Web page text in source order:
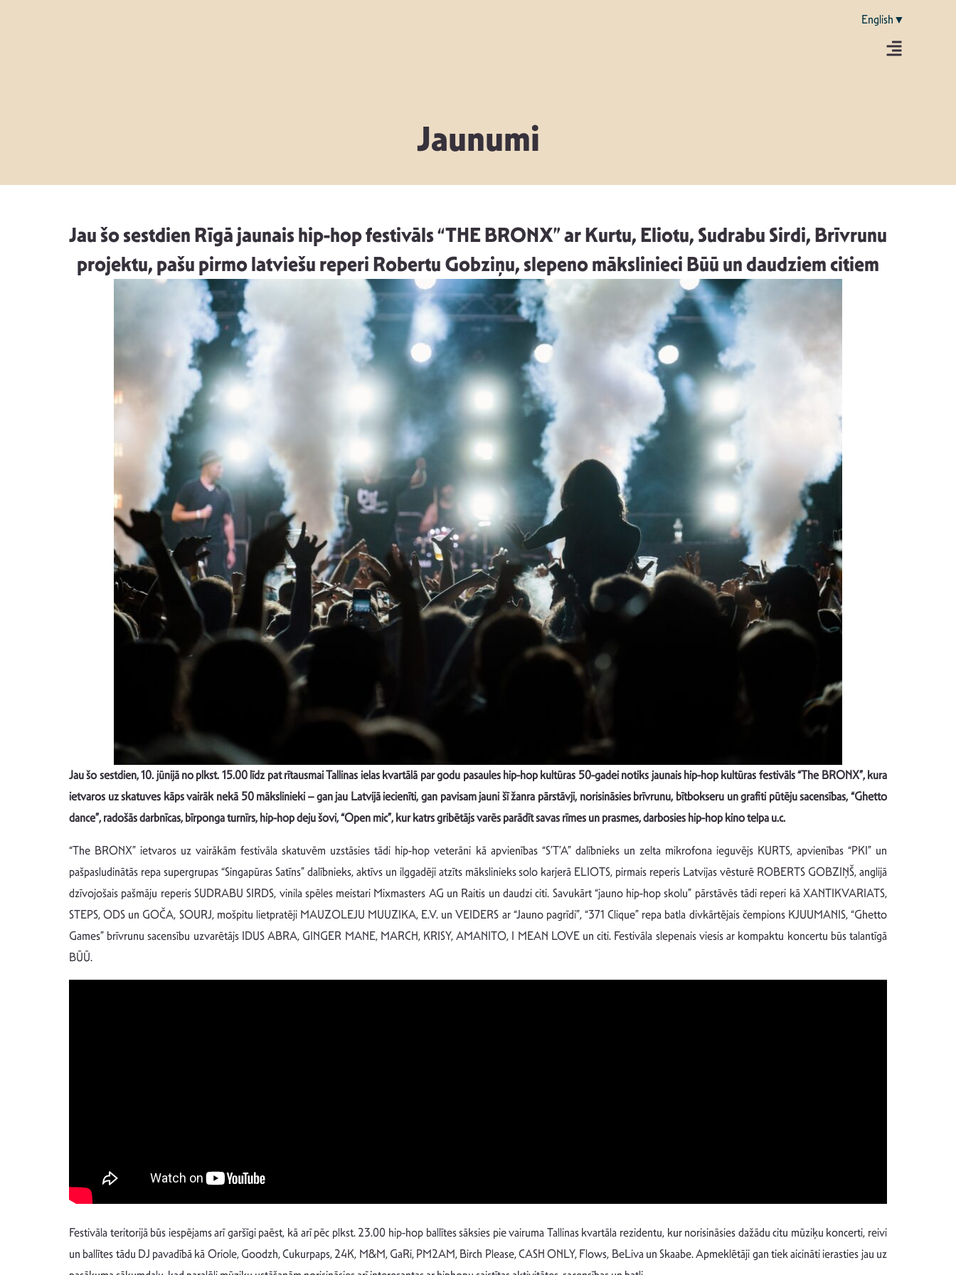
English▼
Jaunumi
Jau šo sestdien Rīgā jaunais hip-hop festivāls “THE BRONX” ar Kurtu, Eliotu, Sudrabu Sirdi, Brīvrunu
projektu, pašu pirmo latviešu reperi Robertu Gobziņu, slepeno mākslinieci Būū un daudziem citiem
Jau šo sestdien, 10. jūnijā no plkst. 15.00 līdz pat rītausmaiTallinas ielas kvartālā par godu pasaules hip-hop kultūras 50-gadeinotiksjaunais hip-hopkultūrasfestivāls “The BRONX”, kura
ietvaros uz skatuves kāpsvairāk nekā 50 mākslinieki –gan jau Latvijā iecienīti, gan pavisam jauni šī žanra pārstāvji, norisināsies brīvrunu, bītbokseru un grafiti pūtēju sacensības, “Ghetto
dance”, radošās darbnīcas, bīrponga turnīrs, hip-hop deju šovi, “Open mic”, kur katrs gribētājs varēs parādīt savas rīmes un prasmes, darbosies hip-hop kino telpa u.c.
“The BRONX” ietvaros uz vairākām festivāla skatuvēm uzstāsies tādi hip-hop veterāni kā apvienības “S’T’A” dalībnieks un zelta mikrofona ieguvējs KURTS, apvienības “PKI” un
pašpasludinātās repa supergrupas “Singapūras Satīns” dalībnieks, aktīvs un ilggadēji atzīts mākslinieks solo karjerā ELIOTS, pirmais reperis Latvijas vēsturē ROBERTS GOBZIŅŠ, anglijā
dzīvojošais pašmāju reperis SUDRABU SIRDS, vinila spēles meistari Mixmasters AG un Raitis un daudzi citi. Savukārt “jauno hip-hop skolu” pārstāvēs tādi reperi kā XANTIKVARIATS,
STEPS, ODS un GOČA, SOURJ, mošpitu lietpratēji MAUZOLEJU MUUZIKA, E.V. un VEIDERS ar “Jauno pagrīdi”, “371 Clique” repa batla divkārtējais čempions KJUUMANIS, “Ghetto
Games” brīvrunu sacensību uzvarētājs IDUS ABRA, GINGER MANE, MARCH, KRISY, AMANITO, I MEAN LOVE un citi. Festivāla slepenais viesis ar kompaktu koncertu būs talantīgā
BŪŪ.
Festivāla teritorijā būs iespējams arī garšīgi paēst, kā arī pēc plkst. 23.00 hip-hop ballītes sāksies pie vairuma Tallinas kvartāla rezidentu, kur norisināsies dažādu citu mūziķu koncerti, reivi
un ballītes tādu DJ pavadībā kā Oriole, Goodzh, Cukurpaps, 24K, M&M, GaRi, PM2AM, Birch Please, CASH ONLY, Flows, BeLiva un Skaabe. Apmeklētāji gan tiek aicināti ierasties jau uz